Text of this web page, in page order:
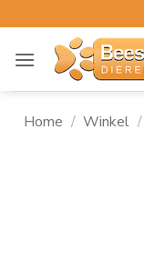
naar
inhoud
Home / Winkel /